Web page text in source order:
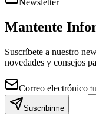
Newsletter
Mantente
Suscríbete a nuestro
novedades y consejos
Correo electrónico
Suscribirme